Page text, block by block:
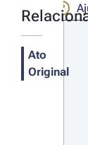
Ato
Original